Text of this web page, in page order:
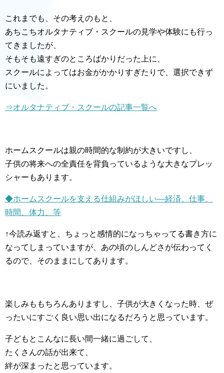
これまでも、その考えのもと、
あちこちオルタナティブ・スクールの見学や体験にも行っ
てきましたが、
そもそも遠すぎのところばかりだった上に、
スクールによってはお金がかかりすぎたりで、選択できず
にいました。
⇒オルタナティブ・スクールの記事一覧へ
ホームスクールは親の時間的な制約が大きいですし、
子供の将来への全責任を背負っているような大きなプレッ
シャーもあります。
◆ホームスクールを支える仕組みがほしい―経済、仕事、
時間、体力、等
↑今読み返すと、ちょっと感情的になっちゃってる書き方に
なってしまっていますが、あの頃のしんどさが伝わってく
るので、そのままにしてあります。
楽しみももちろんありますし、子供が大きくなった時、ぜ
ったいにすごく良い思い出になるだろうと思っています。
子どもとこんなに長い間一緒に過ごして、
たくさんの話が出来て、
絆が深まったと思っています。